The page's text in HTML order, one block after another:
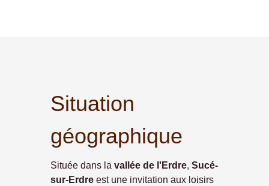
Situation
géographique
Située dans la vallée de l'Erdre, Sucé-
sur-Erdre est une invitation aux loisirs